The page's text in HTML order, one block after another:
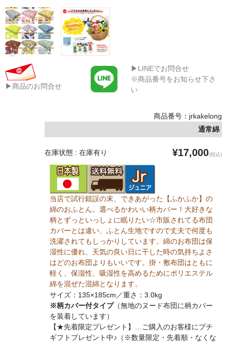
▶商品のお問合せ
▶LINEでお問合せ
※商品番号をお知らせ下さ
い
商品番号：jrkakelong
通常綿
在庫状態 : 在庫有り ¥17,000(税込)
当店で試行錯誤の末、できあがった【ふかふか】の
綿のおふとん。選べるかわいい柄カバー！大好きな
柄とずっといっしょに眠りたい☆市販されてる布団
カバーとは違い、ふとん生地ですので丈夫で何度も
洗濯されてもしっかりしています。綿のお布団は保
湿性に優れ、天気の良い日に干した時の気持ちよさ
はどのお布団よりもいいです。掛・敷布団はともに
軽く、保湿性、吸湿性を高めるためにポリエステル
綿を混ぜた混綿となります。
サイズ：135×185cm／重さ：3.0kg
※柄カバー付タイプ（無地のヌード布団に柄カバー
を装着しています）
【★先着限定プレゼント】…ご購入のお客様にプチ
ギフトプレゼント中♪（※数量限定・先着順・なくな